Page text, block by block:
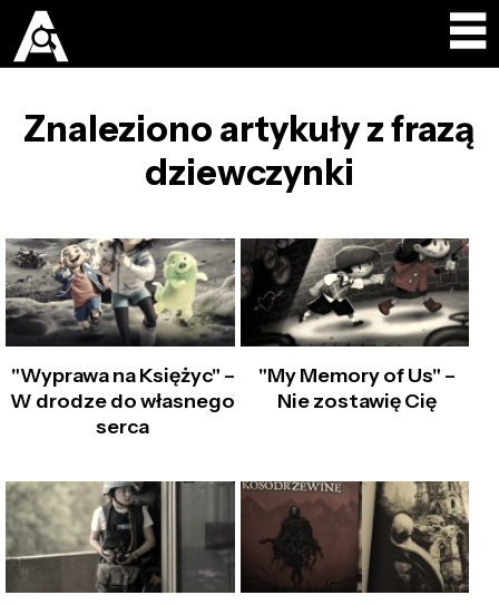
Znaleziono artykuły z frazą
dziewczynki
"Wyprawa na Księżyc" –
W drodze do własnego
serca
"My Memory of Us" –
Nie zostawię Cię